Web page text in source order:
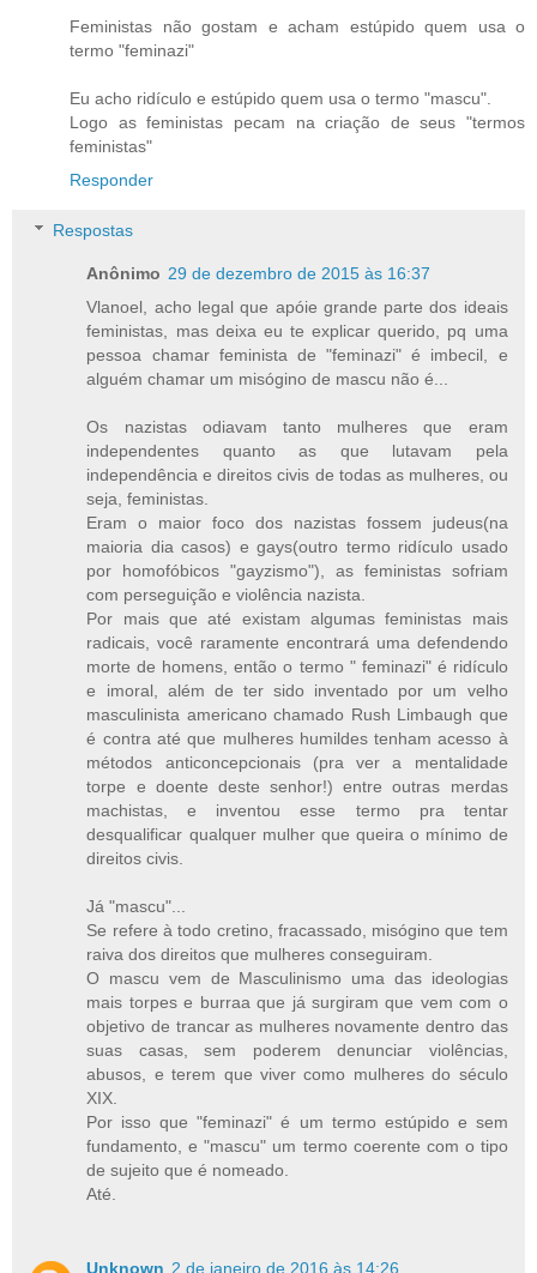
Feministas não gostam e acham estúpido quem usa o
termo "feminazi"
Eu acho ridículo e estúpido quem usa o termo "mascu".
Logo as feministas pecam na criação de seus "termos
feministas"
Responder
Respostas
Anônimo 29 de dezembro de 2015 às 16:37
Vlanoel, acho legal que apóie grande parte dos ideais
feministas, mas deixa eu te explicar querido, pq uma
pessoa chamar feminista de "feminazi" é imbecil, e
alguém chamar um misógino de mascu não é...
Os nazistas odiavam tanto mulheres que eram
independentes quanto as que lutavam pela
independência e direitos civis de todas as mulheres, ou
seja, feministas.
Eram o maior foco dos nazistas fossem judeus(na
maioria dia casos) e gays(outro termo ridículo usado
por homofóbicos "gayzismo"), as feministas sofriam
com perseguição e violência nazista.
Por mais que até existam algumas feministas mais
radicais, você raramente encontrará uma defendendo
morte de homens, então o termo " feminazi" é ridículo
e imoral, além de ter sido inventado por um velho
masculinista americano chamado Rush Limbaugh que
é contra até que mulheres humildes tenham acesso à
métodos anticoncepcionais (pra ver a mentalidade
torpe e doente deste senhor!) entre outras merdas
machistas, e inventou esse termo pra tentar
desqualificar qualquer mulher que queira o mínimo de
direitos civis.
Já "mascu"...
Se refere à todo cretino, fracassado, misógino que tem
raiva dos direitos que mulheres conseguiram.
O mascu vem de Masculinismo uma das ideologias
mais torpes e burraa que já surgiram que vem com o
objetivo de trancar as mulheres novamente dentro das
suas casas, sem poderem denunciar violências,
abusos, e terem que viver como mulheres do século
XIX.
Por isso que "feminazi" é um termo estúpido e sem
fundamento, e "mascu" um termo coerente com o tipo
de sujeito que é nomeado.
Até.
Unknown 2 de janeiro de 2016 às 14:26